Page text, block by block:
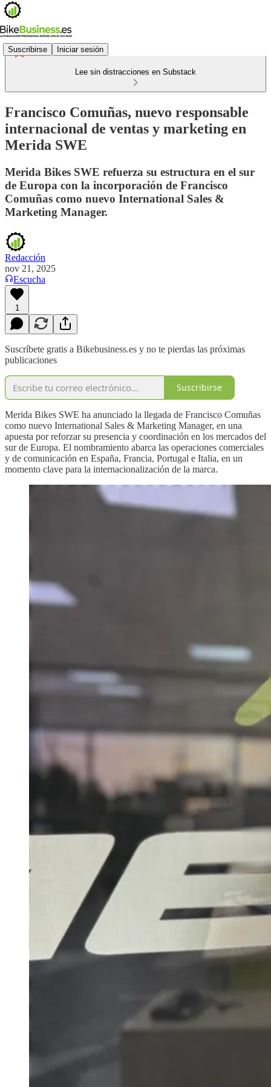
Suscribirse Iniciar sesión
Lee sin distracciones en Substack
Francisco Comuñas, nuevo responsable
internacional de ventas y marketing en
Merida SWE
Merida Bikes SWE refuerza su estructura en el sur
de Europa con la incorporación de Francisco
Comuñas como nuevo International Sales &
Marketing Manager.
Redacción
nov 21, 2025
Escucha
1
Suscríbete gratis a Bikebusiness.es y no te pierdas las próximas
publicaciones
Suscribirse
Merida Bikes SWE ha anunciado la llegada de Francisco Comuñas
como nuevo International Sales & Marketing Manager, en una
apuesta por reforzar su presencia y coordinación en los mercados del
sur de Europa. El nombramiento abarca las operaciones comerciales
y de comunicación en España, Francia, Portugal e Italia, en un
momento clave para la internacionalización de la marca.